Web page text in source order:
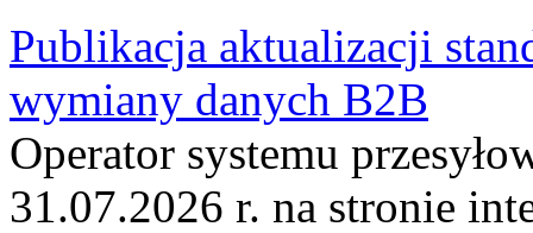
Publikacja aktualizacji
wymiany danych B2B
Operator systemu
31.07.2026 r. na stronie